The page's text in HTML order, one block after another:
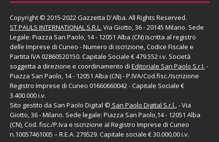
Copyright © 2015-2022 Gazzetta D'Alba. All Rights Reserved.
ST PAULS INTERNATIONAL S.R.L. Via Giotto, 36 - 20145 Milano. Sede
Legale: Piazza San Paolo, 14 - 12051 Alba (CN) Iscritta al registro
delle Imprese di Cuneo - Numero di iscrizione, Codice Fiscale e
Partita IVA 02860520150. Capitale Sociale € 479.552 i.v. Società
soggetta a direzione e coordinamento di Editoriale San Paolo S.r.l. -
Piazza San Paolo, 14 - 12051 Alba (CN) - P.IVA/Cod.fisc./Iscrizione
Registro Imprese di Cuneo 01660660042 - Capitale Sociale €
3.400.000 i.v.
Sito gestito da San Paolo Digital © San Paolo Digital S.r.l., - Via
Giotto, 36 - Milano. Sede legale: Piazza San Paolo,14 - 12051 Alba
(CN), Cod. fisc./P.Iva e iscrizione al Registro Imprese di Cuneo
n.10057461005 – R.E.A. 279529. Capitale sociale € 30.000,00 i.v.